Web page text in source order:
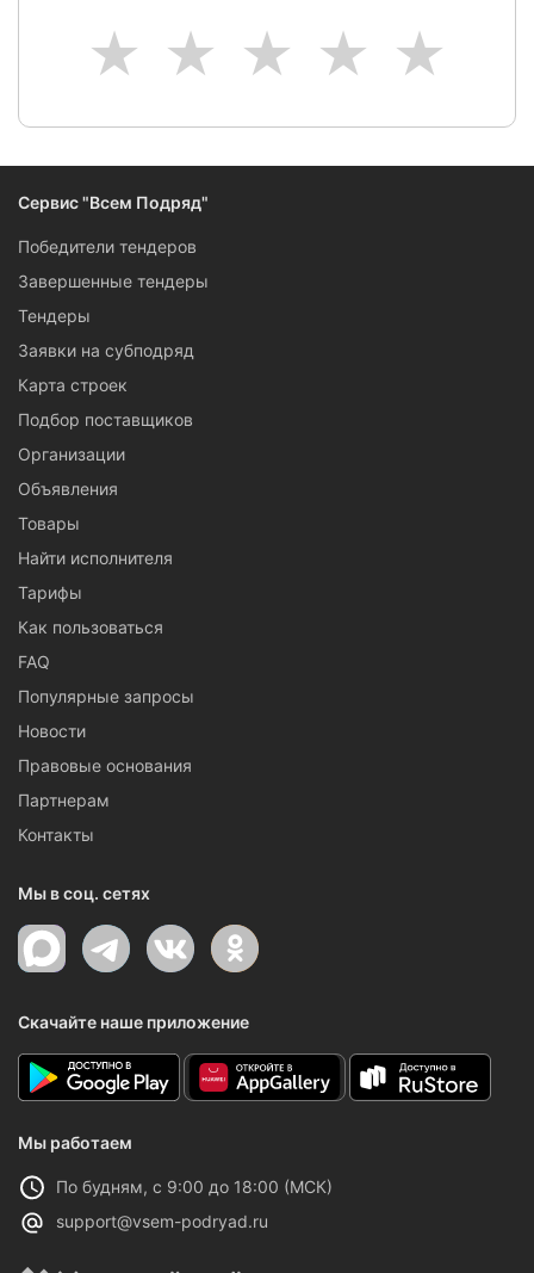
5
4
3
2
1
Сервис "Всем Подряд"
Победители тендеров
Завершенные тендеры
Тендеры
Заявки на субподряд
Карта строек
Подбор поставщиков
Организации
Объявления
Товары
Найти исполнителя
Тарифы
Как пользоваться
FAQ
Популярные запросы
Новости
Правовые основания
Партнерам
Контакты
Мы в соц. сетях
Скачайте наше приложение
Мы работаем
По будням, с 9:00 до 18:00 (МСК)
support@vsem-podryad.ru